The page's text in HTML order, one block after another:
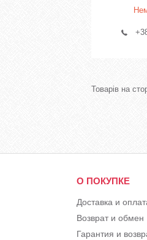
О ПОКУПКЕ
Доставка и
Возврат и обмен
Гарантия и